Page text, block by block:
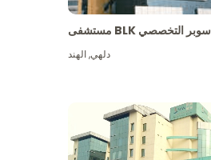
مستشفى BLK سوبر التخصصي
دلهي,الهند